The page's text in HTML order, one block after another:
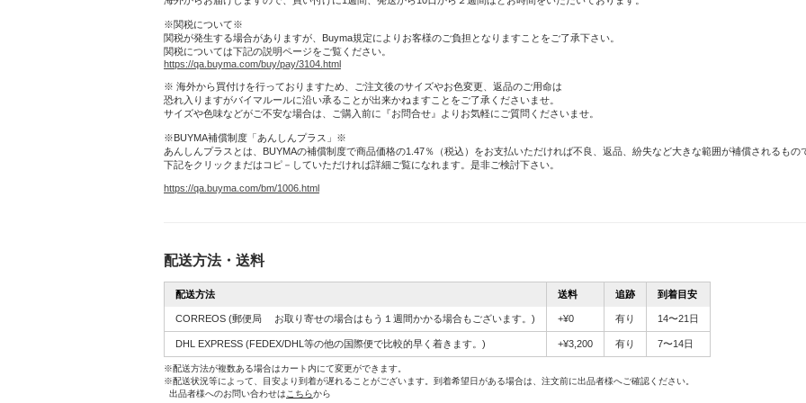
※関税について※
関税が発生する場合がありますが、Buyma規定によりお客様のご負担となりますことをご了承下さい。
関税については下記の説明ページをご覧ください。
https://qa.buyma.com/buy/pay/3104.html
※ 海外から買付けを行っておりますため、ご注文後のサイズやお色変更、返品のご用命は
恐れ入りますがバイマルールに沿い承ることが出来かねますことをご了承くださいませ。
サイズや色味などがご不安な場合は、ご購入前に『お問合せ』よりお気軽にご質問くださいませ。
※BUYMA補償制度「あんしんプラス」※
あんしんプラスとは、BUYMAの補償制度で商品価格の1.47％（税込）をお支払いただければ不良、返品、紛失など大きな範囲が補償されるもの
下記をクリックまだはコピ－していただければ詳細ご覧になれます。是非ご検討下さい。
https://qa.buyma.com/bm/1006.html
配送方法・送料
配送方法 送料 追跡 到着目安
CORREOS (郵便局 お取り寄せの場合はもう１週間かかる場合もございます。) +¥0 有り 14〜21日
DHL EXPRESS (FEDEX/DHL等の他の国際便で比較的早く着きます。) +¥3,200 有り 7〜14日
※配送方法が複数ある場合はカート内にて変更ができます。
※配送状況等によって、目安より到着が遅れることがございます。到着希望日がある場合は、注文前に出品者様へご確認ください。
出品者様へのお問い合わせは こちらから